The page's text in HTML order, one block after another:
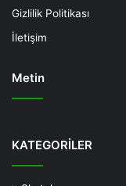
Gizlilik Politikası
İletişim
Metin
Bonusu
KATEGORİLER